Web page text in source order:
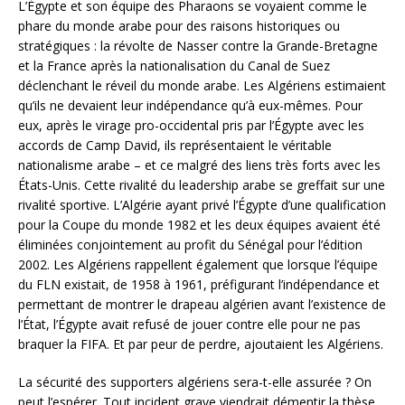
L’Égypte et son équipe des Pharaons se voyaient comme le
phare du monde arabe pour des raisons historiques ou
stratégiques : la révolte de Nasser contre la Grande-Bretagne
et la France après la nationalisation du Canal de Suez
déclenchant le réveil du monde arabe. Les Algériens estimaient
qu’ils ne devaient leur indépendance qu’à eux-mêmes. Pour
eux, après le virage pro-occidental pris par l’Égypte avec les
accords de Camp David, ils représentaient le véritable
nationalisme arabe – et ce malgré des liens très forts avec les
États-Unis. Cette rivalité du leadership arabe se greffait sur une
rivalité sportive. L’Algérie ayant privé l’Égypte d’une qualification
pour la Coupe du monde 1982 et les deux équipes avaient été
éliminées conjointement au profit du Sénégal pour l’édition
2002. Les Algériens rappellent également que lorsque l’équipe
du FLN existait, de 1958 à 1961, préfigurant l’indépendance et
permettant de montrer le drapeau algérien avant l’existence de
l’État, l’Égypte avait refusé de jouer contre elle pour ne pas
braquer la FIFA. Et par peur de perdre, ajoutaient les Algériens.
La sécurité des supporters algériens sera-t-elle assurée ? On